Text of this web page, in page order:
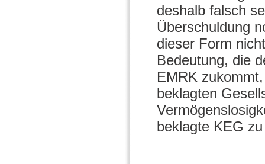
deshalb falsch
Überschuldung
dieser Form
Bedeutung, die
EMRK
beklagten
beklagte KEG